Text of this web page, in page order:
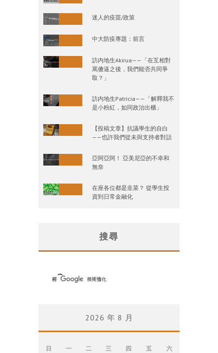
迷人的疫苗/政策
中大防疫專題：前言
訪内地生Akirua——「在互相對
罵傻逼之後，我們能否共同爭
取？」
訪内地生Patricia——「解釋我不
是小粉紅，如同政治出櫃」
【投稿文章】抗議學生的自白
——也許我們從未與支持者對話
亞阿亞阿！ 亞美尼亞的不幸和
無奈
在座各位都是韭菜？ 從學生投
資到日常金融化
搜尋
2026 年 8 月
日 一 二 三 四 五
六